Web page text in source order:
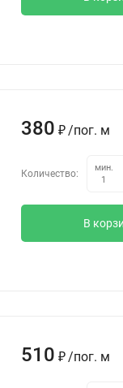
380 ₽ /пог. м
Количество:
мин.
1
В
510 ₽ /пог. м